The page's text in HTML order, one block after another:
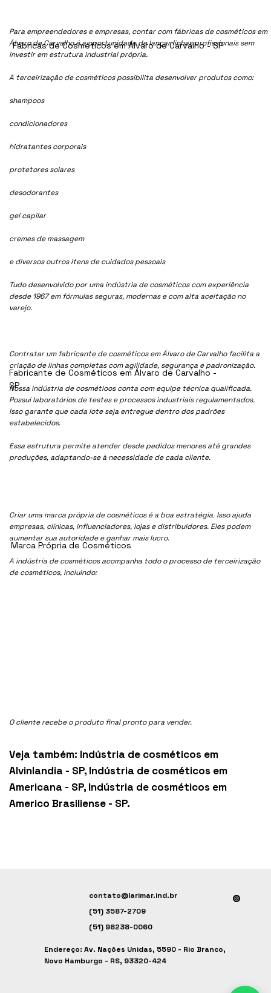
Para empreendedores e empresas, contar com fábricas de cosméticos em
Álvaro de Carvalho é a oportunidade de lançar linhas profissionais sem
investir em estrutura industrial própria.
A terceirização de cosméticos possibilita desenvolver produtos como:
shampoos
condicionadores
hidratantes corporais
protetores solares
desodorantes
gel capilar
cremes de massagem
e diversos outros itens de cuidados pessoais
Tudo desenvolvido por uma indústria de cosméticos com experiência
desde 1967 em fórmulas seguras, modernas e com alta aceitação no
varejo.
Contratar um fabricante de cosméticos em Álvaro de Carvalho facilita a
criação de linhas completas com agilidade, segurança e padronização.
Nossa indústria de cosmétioos conta com equipe técnica qualificada.
Possui laboratórios de testes e processos industriais regulamentados.
Isso garante que cada lote seja entregue dentro dos padrões
estabelecidos.
Essa estrutura permite atender desde pedidos menores até grandes
produções, adaptando-se à necessidade de cada cliente.
Criar uma marca própria de cosméticos é a boa estratégia. Isso ajuda
empresas, clínicas, influenciadores, lojas e distribuidores. Eles podem
aumentar sua autoridade e ganhar mais lucro.
A indústria de cosméticos acompanha todo o processo de terceirização
de cosméticos, incluindo:
O cliente recebe o produto final pronto para vender.
Veja também: Indústria de cosméticos em
Alvinlandia - SP, Indústria de cosméticos em
Americana - SP, Indústria de cosméticos em
Americo Brasiliense - SP.
Fábricas de Cosméticos em Álvaro de Carvalho - SP
Fabricante de Cosméticos em Álvaro de Carvalho -
SP
Marca Própria de Cosméticos
contato@larimar.ind.br
(51) 3587-2709
(51) 98238-0060
Endereço: Av. Nações Unidas, 5590 - Rio Branco,
Novo Hamburgo - RS, 93320-424